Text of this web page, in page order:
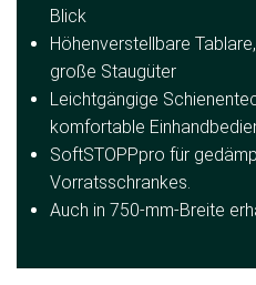
Blick
Höhenverstellbare
große Staugüter
Leichtgängige
komfortable
SoftSTOPPpro für
Vorratsschrankes.
Auch in 750-mm-Breite